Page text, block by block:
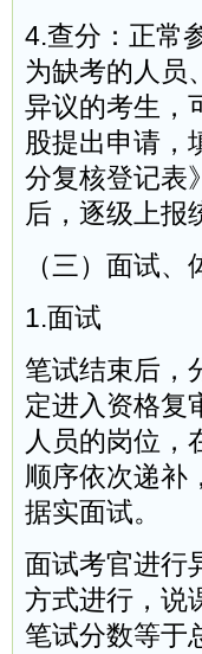
4.查分：正常
为缺考的人员
异议的考生，
股提出申请，
分复核登记表
后，逐级上报
（三）面试、
1.面试
笔试结束后，
定进入资格复
人员的岗位，
顺序依次递补
据实面试。
面试考官进行
方式进行，说
笔试分数等于